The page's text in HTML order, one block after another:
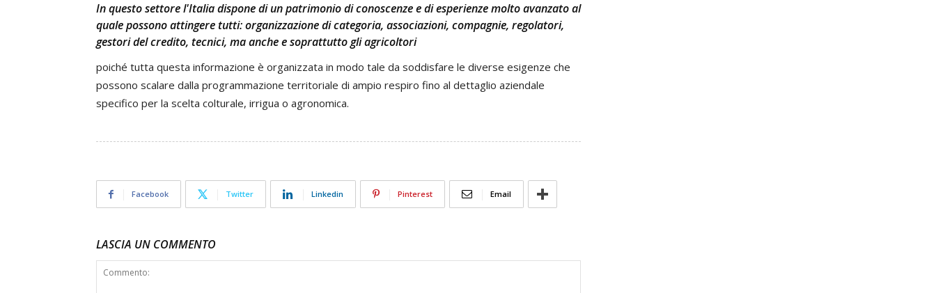
In questo settore l'Italia dispone di un patrimonio di conoscenze e di esperienze molto avanzato al
quale possono attingere tutti: organizzazione di categoria, associazioni, compagnie, regolatori,
gestori del credito, tecnici, ma anche e soprattutto gli agricoltori
poiché tutta questa informazione è organizzata in modo tale da soddisfare le diverse esigenze che
possono scalare dalla programmazione territoriale di ampio respiro fino al dettaglio aziendale
specifico per la scelta colturale, irrigua o agronomica.
Facebook Twitter Linkedin Pinterest Email
LASCIA UN COMMENTO